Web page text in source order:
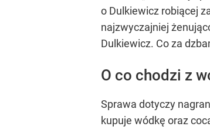
o Dulkiewicz robiącej
najzwyczajniej
Dulkiewicz. Co za
O co chodzi z
Sprawa dotyczy
kupuje wódkę oraz